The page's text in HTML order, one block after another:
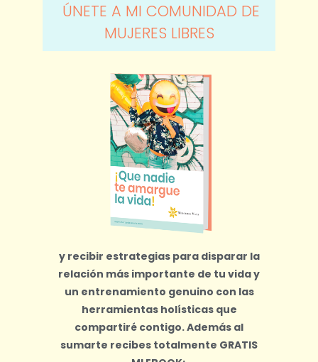
ÚNETE A MI COMUNIDAD DE
MUJERES LIBRES
y recibir estrategias para disparar la
relación más importante de tu vida y
un entrenamiento genuino con las
herramientas holísticas que
compartiré contigo.Además al
sumarte recibes totalmente GRATIS